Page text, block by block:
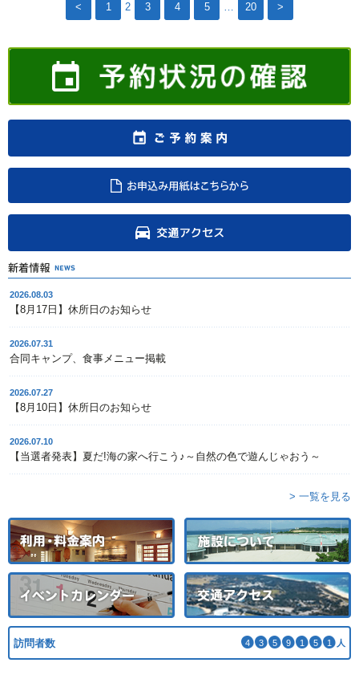
< 1 2 3 4 5 … 20 >
2026.08.03
【8月17日】休所日のお知らせ
2026.07.31
合同キャンプ、食事メニュー掲載
2026.07.27
【8月10日】休所日のお知らせ
2026.07.10
【当選者発表】夏だ!海の家へ行こう♪～自然の色で遊んじゃおう～
> 一覧を見る
訪問者数 4 3 5 9 1 5 1 人